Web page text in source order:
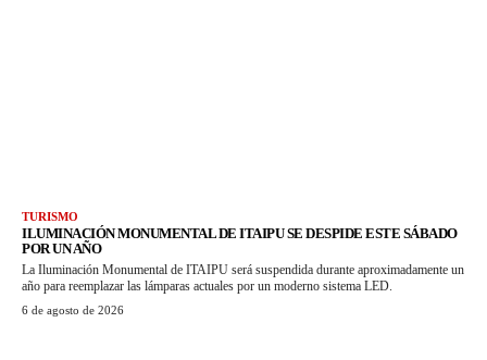
TURISMO
ILUMINACIÓN MONUMENTAL DE ITAIPU SE DESPIDE ESTE SÁBADO
POR UN AÑO
La Iluminación Monumental de ITAIPU será suspendida durante aproximadamente un
año para reemplazar las lámparas actuales por un moderno sistema LED.
6 de agosto de 2026